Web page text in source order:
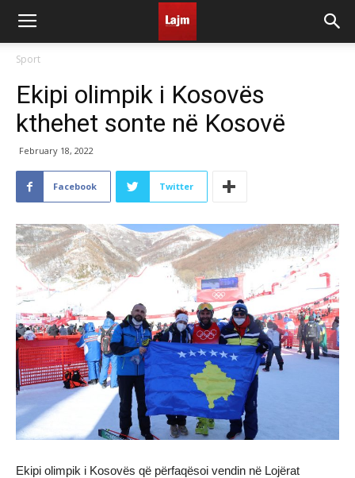
Sport
Ekipi olimpik i Kosovës
kthehet sonte në Kosovë
February 18, 2022
Facebook Twitter
Ekipi olimpik i Kosovës që përfaqësoi vendin në Lojërat